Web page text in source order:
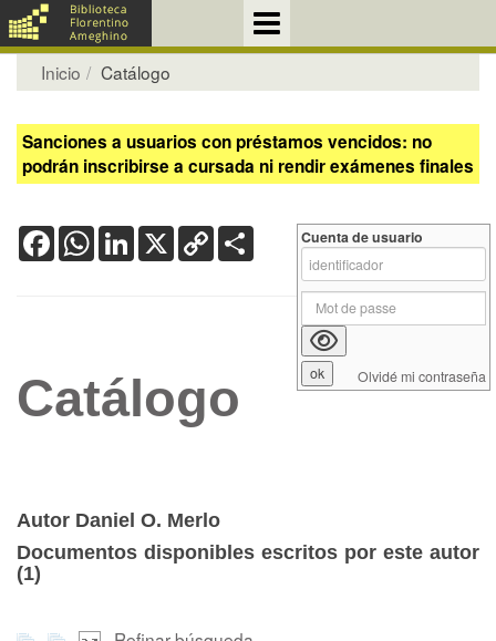
Inicio Catálogo
Sanciones a usuarios con préstamos vencidos: no
podrán inscribirse a cursada ni rendir exámenes finales
FacebookWhatsApp
LinkedIn
X Copy
Link
Catálogo
Autor Daniel O. Merlo
Documentos disponibles escritos por este autor
(1)
Cuenta de usuario
Olvidé mi contraseña